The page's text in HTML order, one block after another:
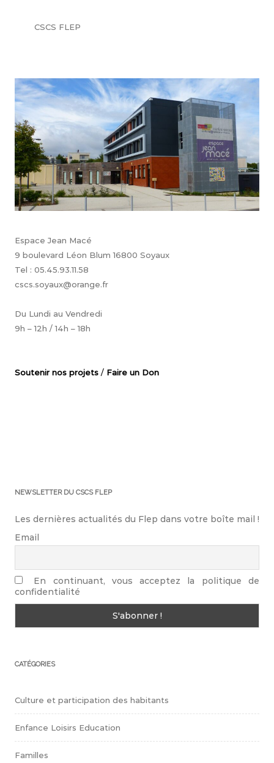
CSCS FLEP
Espace Jean Macé
9 boulevard Léon Blum 16800 Soyaux
Tel : 05.45.93.11.58
cscs.soyaux@orange.fr
Du Lundi au Vendredi
9h – 12h / 14h – 18h
Soutenir nos projets / Faire un Don
NEWSLETTER DU CSCS FLEP
Les dernières actualités du Flep dans votre boîte mail !
Email
En continuant, vous acceptez la politique de
confidentialité
CATÉGORIES
Culture et participation des habitants
Enfance Loisirs Education
Familles